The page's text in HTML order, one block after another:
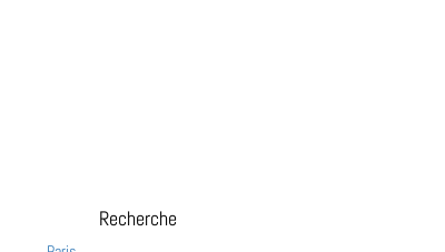
Recherche